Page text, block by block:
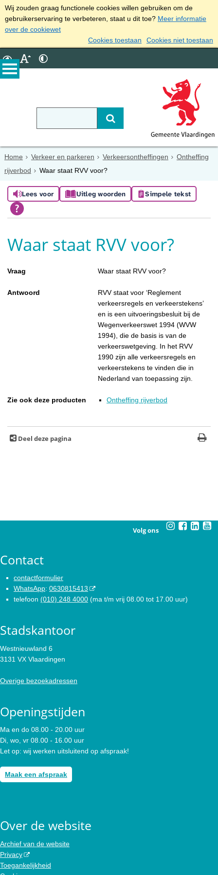
Wij zouden graag functionele cookies willen gebruiken om de
gebruikerservaring te verbeteren, staat u dit toe? Meer informatie
over de cookiewet
Cookies toestaan
Cookies niet toestaan
Home Verkeer en parkeren Verkeersontheffingen
Ontheffing
rijverbod
Waar staat RVV voor?
Lees voor Uitleg woorden Simpele tekst
Waar staat RVV voor?
Vraag Waar staat RVV voor?
Antwoord
RVV staat voor ‘Reglement
verkeersregels en verkeerstekens’
en is een uitvoeringsbesluit bij de
Wegenverkeerswet 1994 (WVW
1994), die de basis is van de
verkeerswetgeving. In het RVV
1990 zijn alle verkeersregels en
verkeerstekens te vinden die in
Nederland van toepassing zijn.
Zie ook deze producten Ontheffing rijverbod
Deel deze pagina
Volg ons
Contact
contactformulier
WhatsApp: 0630815413
telefoon (010) 248 4000 (ma t/m vrij 08.00 tot 17.00 uur)
Stadskantoor
Westnieuwland 6
3131 VX Vlaardingen
Overige bezoekadressen
Openingstijden
Ma en do 08.00 - 20.00 uur
Di, wo, vr 08.00 - 16.00 uur
Let op: wij werken uitsluitend op afspraak!
Maak een afspraak
Over de website
Archief van de website
Privacy
Toegankelijkheid